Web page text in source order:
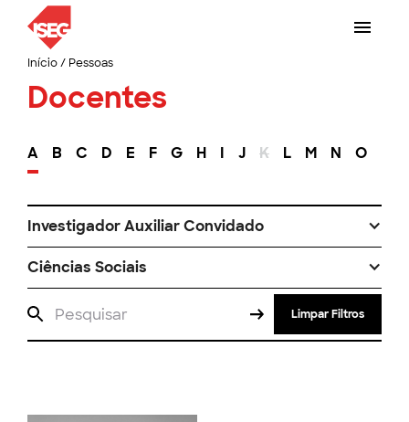
Início/ Pessoas
Docentes
A B C D E F G H I J K L M N O
Investigador Auxiliar Convidado
Ciências Sociais
Limpar Filtros